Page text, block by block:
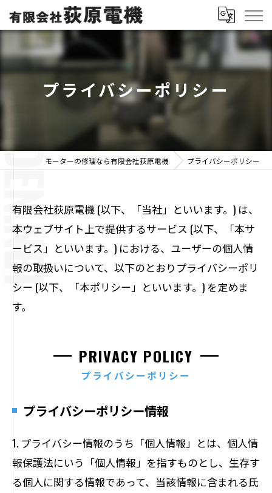
プライバシーポリシー
モーターの修理なら有限会社荻原電機 プライバシーポリシー
有限会社荻原電機 (以下、「当社」といいます。) は、
本ウェブサイト上で提供するサービス (以下、「本サ
ービス」といいます。) における、ユーザーの個人情
報の取扱いについて、以下のとおりプライバシーポリ
シー (以下、「本ポリシー」といいます。) を定めま
す。
プライバシーポリシー
PRIVACY POLICY
プライバシーポリシー情報
1. プライバシー情報のうち「個人情報」とは、個人情
報保護法にいう「個人情報」を指すものとし、生存す
る個人に関する情報であって、当該情報に含まれる氏